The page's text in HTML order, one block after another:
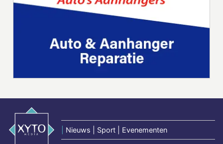
Nieuws | Sport | Evenementen